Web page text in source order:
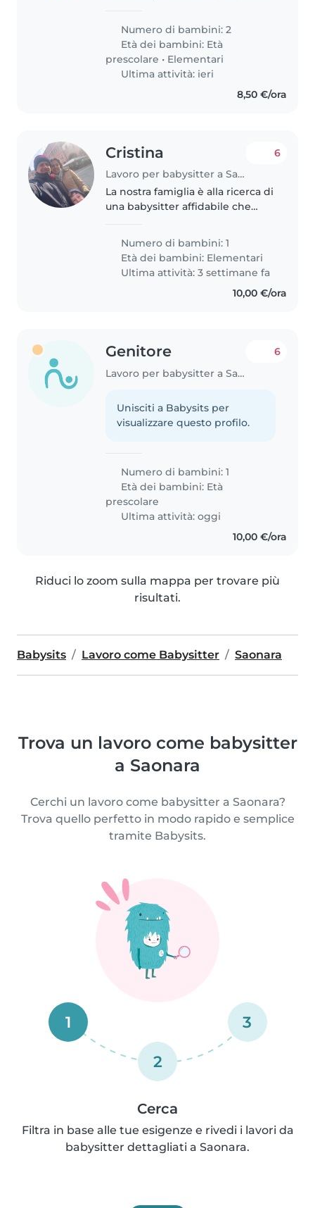
Numero di bambini: 2
Età dei bambini: Età
prescolare • Elementari
Ultima attività: ieri
8,50 €/ora
Cristina
Lavoro per babysitter a Saonara
6
La nostra famiglia è alla ricerca di
una babysitter affidabile che
bambino. Stiamo cercando
qualcuno con cui possa giocare
in uno spazio aperto all'interno..
Numero di bambini: 1
Età dei bambini: Elementari
Ultima attività: 3 settimane fa
10,00 €/ora
Genitore
Lavoro per babysitter a Saonara
6
Unisciti a Babysits per
visualizzare questo profilo.
Numero di bambini: 1
Età dei bambini: Età
prescolare
Ultima attività: oggi
10,00 €/ora
Riduci lo zoom sulla mappa per trovare più
risultati.
Babysits Lavoro come Babysitter Saonara
Trova un lavoro come babysitter
a Saonara
Cerchi un lavoro come babysitter a Saonara?
Trova quello perfetto in modo rapido e semplice
tramite Babysits.
1
2
3
Cerca
Filtra in base alle tue esigenze e rivedi i lavori da
babysitter dettagliati a Saonara.